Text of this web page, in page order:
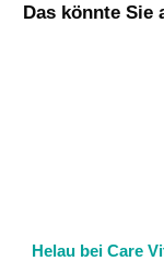
Das könnte Sie
Helau bei Care